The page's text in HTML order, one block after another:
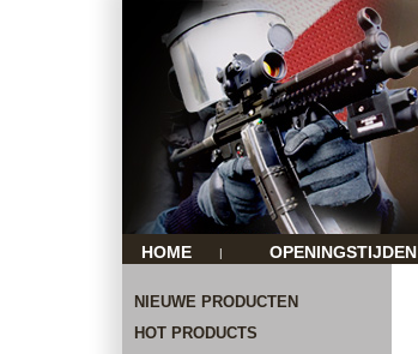
HOME | OPENINGSTIJDEN
NIEUWE PRODUCTEN
HOT PRODUCTS